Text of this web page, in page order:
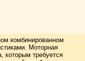
комбинированном
Моторная
которым требуется